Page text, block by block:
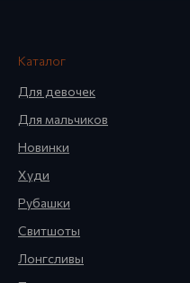
Каталог
Для девочек
Для мальчиков
Новинки
Худи
Рубашки
Свитшоты
Лонгсливы